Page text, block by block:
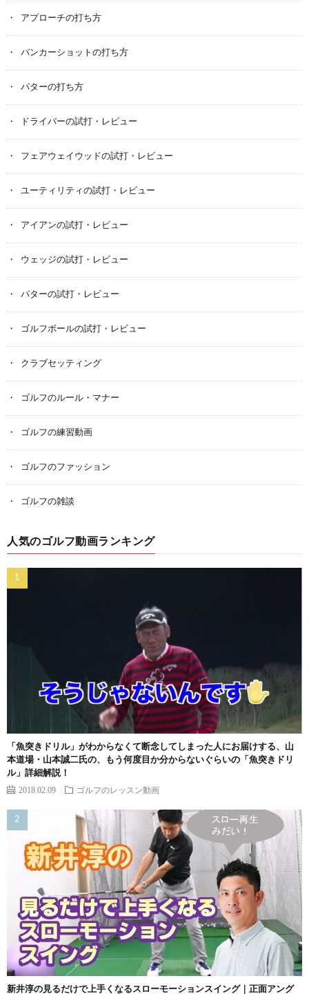
アプローチの打ち方
バンカーショットの打ち方
パターの打ち方
ドライバーの試打・レビュー
フェアウェイウッドの試打・レビュー
ユーティリティの試打・レビュー
アイアンの試打・レビュー
ウェッジの試打・レビュー
パターの試打・レビュー
ゴルフボールの試打・レビュー
クラブセッティング
ゴルフのルール・マナー
ゴルフの練習動画
ゴルフのファッション
ゴルフの雑談
人気のゴルフ動画ランキング
「魚突きドリル」がわからなくて断念してしまった人にお届けする、山
本道場・山本誠二氏の、もう何度目か分からないぐらいの「魚突きドリ
ル」詳細解説！
2018.02.09 ゴルフのレッスン動画
新井淳の見るだけで上手くなるスローモーションスイング｜正面アング